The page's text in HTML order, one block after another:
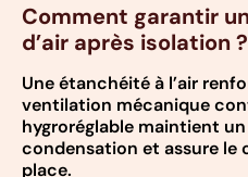
Comment garantir
d’air après isolation ?
Une étanchéité à l’air
ventilation mécanique
hygroréglable maintient
condensation et assure le
place.